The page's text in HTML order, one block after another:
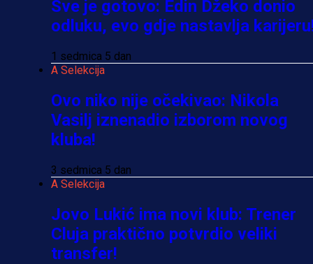
Sve je gotovo: Edin Džeko donio
odluku, evo gdje nastavlja
1 sedmica 5 dan
A Selekcija
Ovo niko nije očekivao: Nikola
Vasilj iznenadio izborom novog
kluba!
3 sedmica 5 dan
A Selekcija
Jovo Lukić ima novi klub: Trener
Cluja praktično potvrdio veliki
transfer!